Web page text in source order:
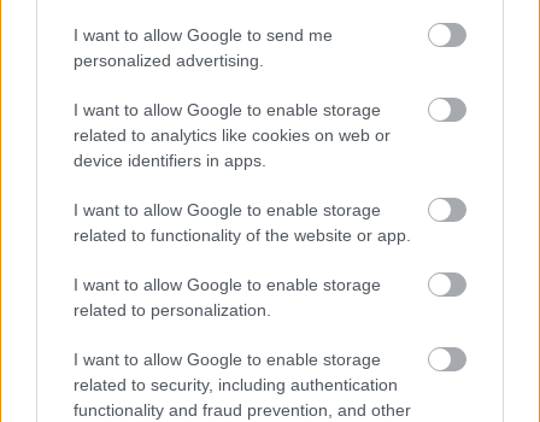
I want to allow Google to send me
personalized advertising.
I want to allow Google to enable storage
related to analytics like cookies on web or
device identifiers in apps.
I want to allow Google to enable storage
related to functionality of the website or app.
I want to allow Google to enable storage
related to personalization.
I want to allow Google to enable storage
related to security, including authentication
functionality and fraud prevention, and other
Podcastjeink epizódjai elérhetőek a Facebookon,
valamint iTunes-on és Spotify-on is! Kattins és
válassz platformot!